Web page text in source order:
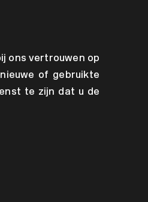
ons vertrouwen op
of gebruikte
te zijn dat u de